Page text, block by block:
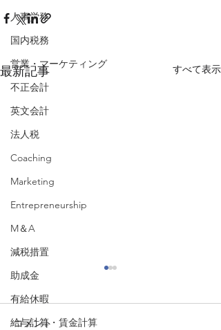
人事労務
国内税務
営業・マーケティング
不正会計
英文会計
法人税
Coaching
Marketing
Entrepreneurship
M＆A
減税措置
助成金
有給休暇
給与計算・賃金計算
最新記事 すべて表示
コメント